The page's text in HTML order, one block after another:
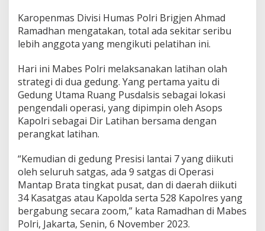
Karopenmas Divisi Humas Polri Brigjen Ahmad
Ramadhan mengatakan, total ada sekitar seribu
lebih anggota yang mengikuti pelatihan ini.
Hari ini Mabes Polri melaksanakan latihan olah
strategi di dua gedung. Yang pertama yaitu di
Gedung Utama Ruang Pusdalsis sebagai lokasi
pengendali operasi, yang dipimpin oleh Asops
Kapolri sebagai Dir Latihan bersama dengan
perangkat latihan.
“Kemudian di gedung Presisi lantai 7 yang diikuti
oleh seluruh satgas, ada 9 satgas di Operasi
Mantap Brata tingkat pusat, dan di daerah diikuti
34 Kasatgas atau Kapolda serta 528 Kapolres yang
bergabung secara zoom,” kata Ramadhan di Mabes
Polri, Jakarta, Senin, 6 November 2023.